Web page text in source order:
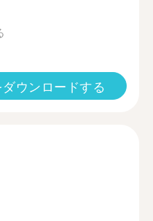
ウンロードする